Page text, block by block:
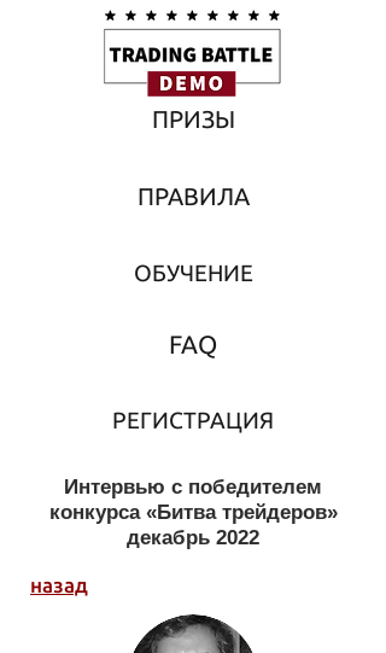
ПРИЗЫ
ПРАВИЛА
ОБУЧЕНИЕ
FAQ
РЕГИСТРАЦИЯ
Интервью с победителем
конкурса «Битва трейдеров»
декабрь 2022
назад